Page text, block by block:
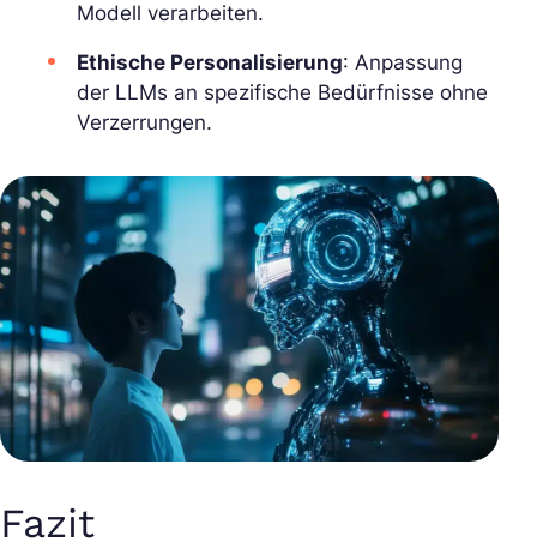
Modell verarbeiten.
Ethische Personalisierung: Anpassung
der LLMs an spezifische Bedürfnisse ohne
Verzerrungen.
Fazit